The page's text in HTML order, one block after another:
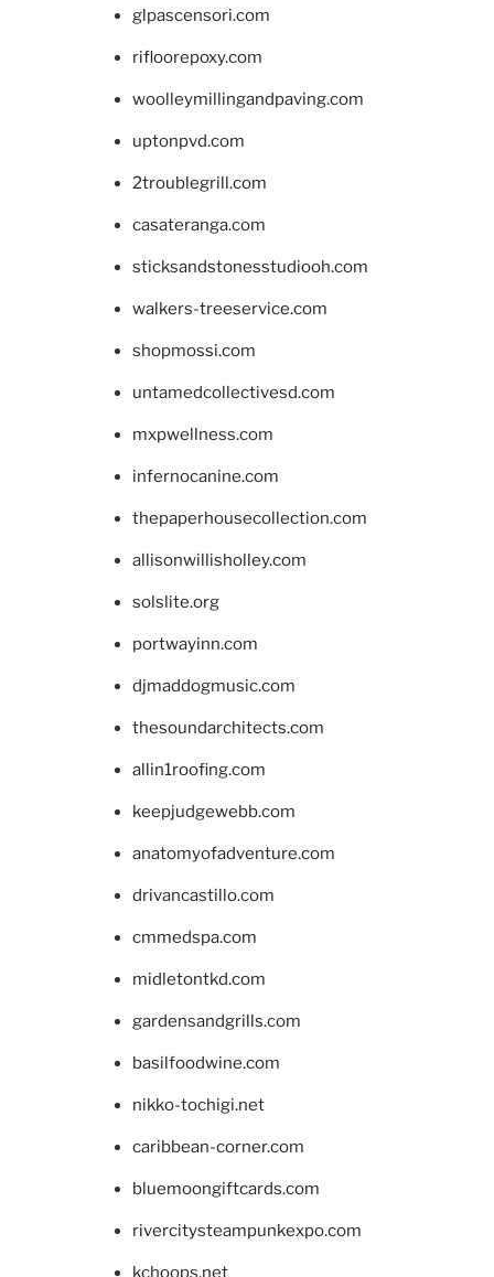
glpascensori.com
rifloorepoxy.com
woolleymillingandpaving.com
uptonpvd.com
2troublegrill.com
casateranga.com
sticksandstonesstudiooh.com
walkers-treeservice.com
shopmossi.com
untamedcollectivesd.com
mxpwellness.com
infernocanine.com
thepaperhousecollection.com
allisonwillisholley.com
solslite.org
portwayinn.com
djmaddogmusic.com
thesoundarchitects.com
allin1roofing.com
keepjudgewebb.com
anatomyofadventure.com
drivancastillo.com
cmmedspa.com
midletontkd.com
gardensandgrills.com
basilfoodwine.com
nikko-tochigi.net
caribbean-corner.com
bluemoongiftcards.com
rivercitysteampunkexpo.com
kchoops.net